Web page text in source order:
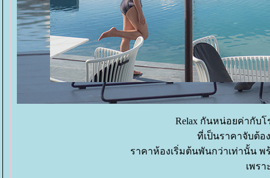
Relax กันหน่อยค่ากับโ
ที่เป็นราคาจับต้อ
ราคาห้องเริ่มต้นพันกว่าเท่านั้น พ
เพร